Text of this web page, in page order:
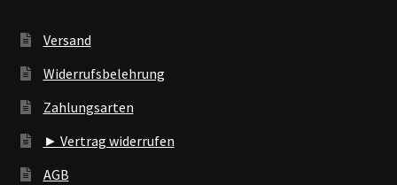
Versand
Widerrufsbelehrung
Zahlungsarten
► Vertrag widerrufen
AGB